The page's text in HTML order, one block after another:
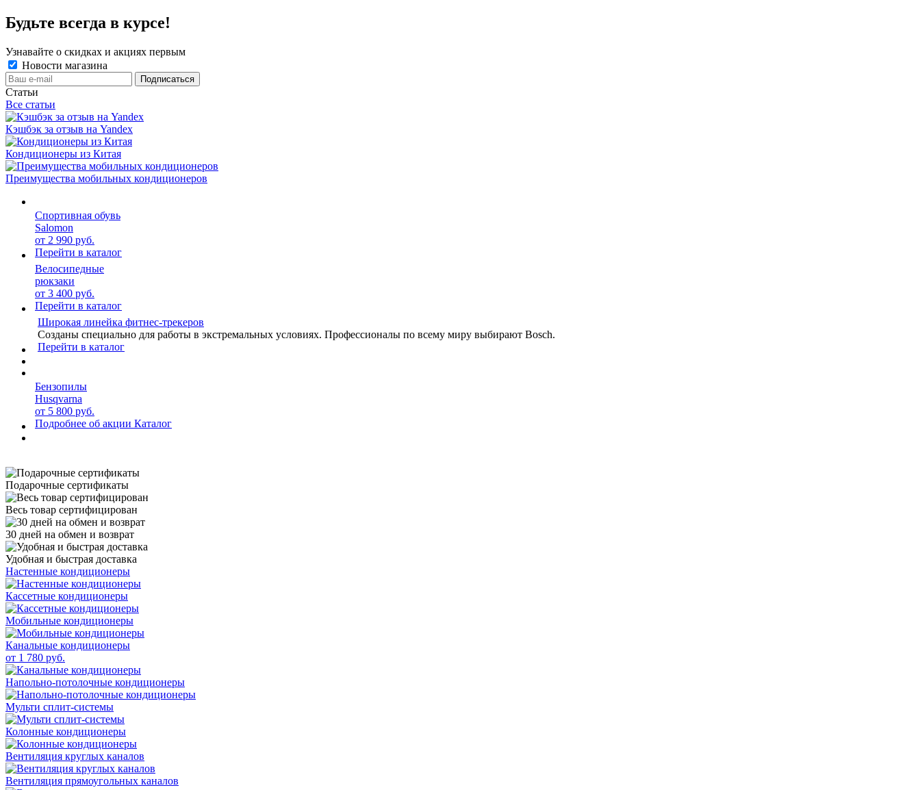
Будьте всегда в курсе!
Узнавайте о скидках и акциях первым
Новости магазина
Статьи
Все статьи
Кэшбэк за отзыв на Yandex
Кондиционеры из Китая
Преимущества мобильных кондиционеров
Спортивная обувь
Salomon
от 2 990 руб.
Перейти в каталог
Велосипедные
рюкзаки
от 3 400 руб.
Перейти в каталог
Широкая линейка фитнес-трекеров
Созданы специально для работы в экстремальных условиях. Профессионалы по всему миру выбирают Bosch.
Перейти в каталог
Бензопилы
Husqvarna
от 5 800 руб.
Подробнее об акции Каталог
Подарочные сертификаты
Весь товар сертифицирован
30 дней на обмен и возврат
Удобная и быстрая доставка
Настенные кондиционеры
Кассетные кондиционеры
Мобильные кондиционеры
Канальные кондиционеры
от 1 780 руб.
Напольно-потолочные кондиционеры
Мульти сплит-системы
Колонные кондиционеры
Вентиляция круглых каналов
Вентиляция прямоугольных каналов